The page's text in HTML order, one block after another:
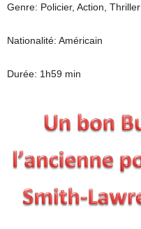
Genre: Policier, Action, Thriller
Nationalité: Américain
Durée: 1h59 min